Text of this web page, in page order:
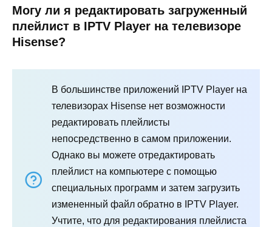
Могу ли я редактировать загруженный
плейлист в IPTV Player на телевизоре
Hisense?
В большинстве приложений IPTV Player на
телевизорах Hisense нет возможности
редактировать плейлисты
непосредственно в самом приложении.
Однако вы можете отредактировать
плейлист на компьютере с помощью
специальных программ и затем загрузить
измененный файл обратно в IPTV Player.
Учтите, что для редактирования плейлиста